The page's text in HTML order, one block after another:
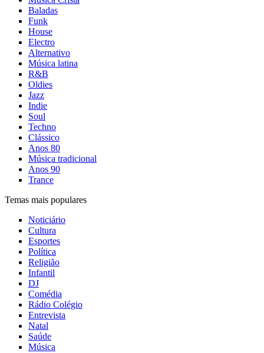
Baladas
Funk
House
Electro
Alternativo
Música latina
R&B
Oldies
Jazz
Indie
Soul
Techno
Clássico
Anos 80
Música tradicional
Anos 90
Trance
Temas mais populares
Noticiário
Cultura
Esportes
Política
Religião
Infantil
DJ
Comédia
Rádio Colégio
Entrevista
Natal
Saúde
Música